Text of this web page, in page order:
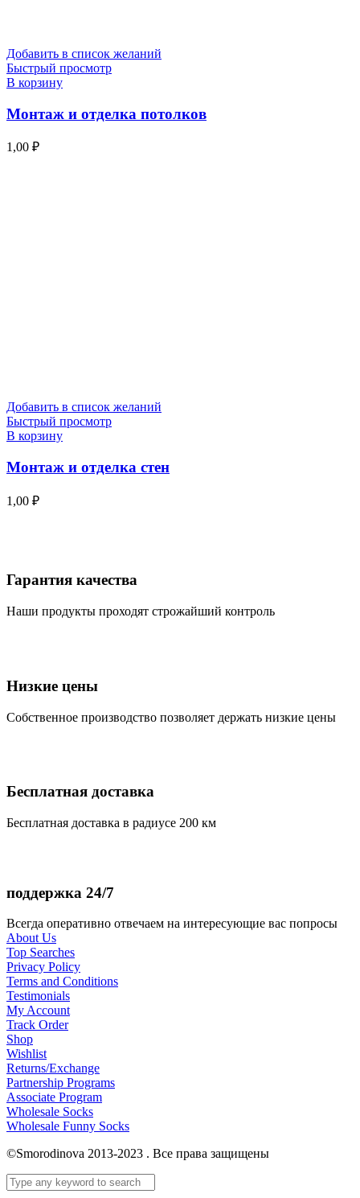
Добавить в список желаний
Быстрый просмотр
В корзину
Монтаж и отделка потолков
1,00 ₽
Добавить в список желаний
Быстрый просмотр
В корзину
Монтаж и отделка стен
1,00 ₽
Гарантия качества
Наши продукты проходят строжайший контроль
Низкие цены
Собственное производство позволяет держать низкие цены
Бесплатная доставка
Бесплатная доставка в радиусе 200 км
поддержка 24/7
Всегда оперативно отвечаем на интересующие вас попросы
About Us
Top Searches
Privacy Policy
Terms and Conditions
Testimonials
My Account
Track Order
Shop
Wishlist
Returns/Exchange
Partnership Programs
Associate Program
Wholesale Socks
Wholesale Funny Socks
©Smorodinova 2013-2023 . Все права защищены